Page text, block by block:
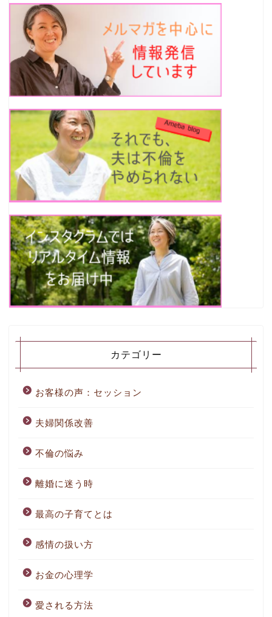
カテゴリー
お客様の声：セッション
夫婦関係改善
不倫の悩み
離婚に迷う時
最高の子育てとは
感情の扱い方
お金の心理学
愛される方法